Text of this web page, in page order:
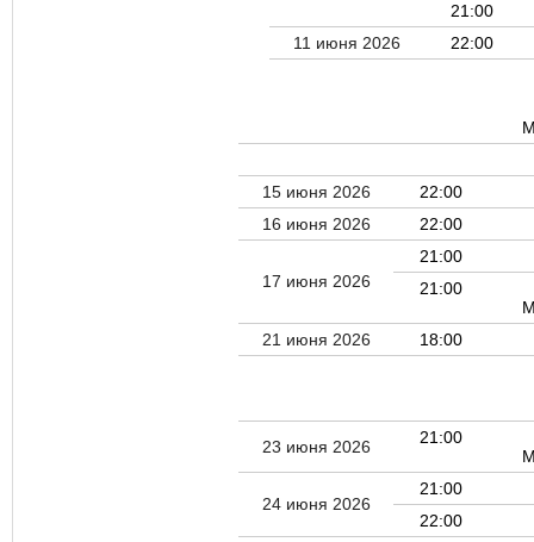
21:00
11 июня 2026
22:00
15 июня 2026
22:00
16 июня 2026
22:00
17 июня 2026
21:00
21:00
21 июня 2026
18:00
23 июня 2026
21:00
24 июня 2026
21:00
22:00